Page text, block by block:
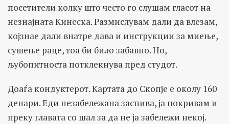
посетители колку што често го слушам гласот на
незнајната Кинеска. Размислувам дали да влезам,
којзнае дали внатре дава и инструкции за миење,
сушење раце, тоа би било забавно. Но,
љубопитноста потклекнува пред студот.
Доаѓа кондуктерот. Картата до Скопје е околу 160
денари. Еди незабележана заспива, ја покривам и
преку главата со шал за да не ја забележи некој.